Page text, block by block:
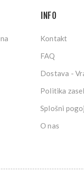
INFO
Kontakt
FAQ
Dostava -
Politika
Splošni
O nas